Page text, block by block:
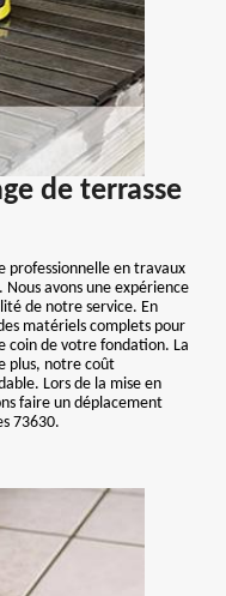
de terrasse
professionnelle en travaux
avons une expérience
de notre service. En
matériels complets pour
coin de votre fondation. La
plus, notre coût
Lors de la mise en
faire un déplacement
73630.